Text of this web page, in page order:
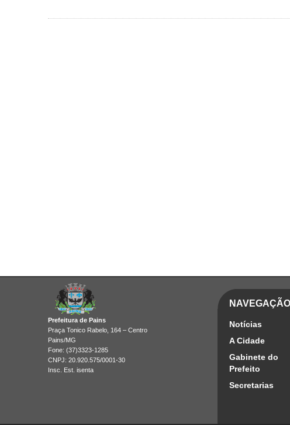
Prefeitura de Pains
Praça Tonico Rabelo, 164 – Centro
Pains/MG
Fone: (37)3323-1285
CNPJ: 20.920.575/0001-30
Insc. Est. isenta
NAVEGAÇÃO
Notícias
A Cidade
Gabinete do
Prefeito
Secretarias